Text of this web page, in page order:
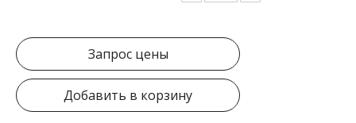
Запрос цены
Добавить в корзину